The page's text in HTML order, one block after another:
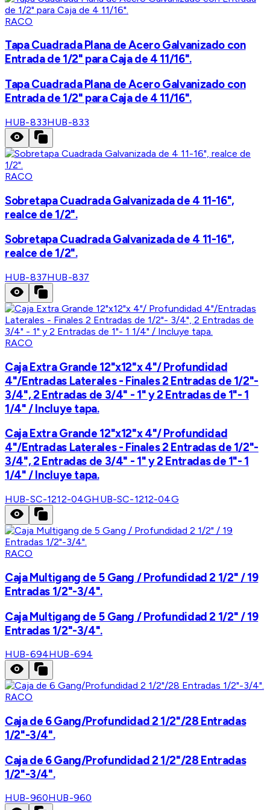
RACO
Tapa Cuadrada Plana de Acero Galvanizado con
Entrada de 1/2" para Caja de 4 11/16".
Tapa Cuadrada Plana de Acero Galvanizado con
Entrada de 1/2" para Caja de 4 11/16".
HUB-833HUB-833
RACO
Sobretapa Cuadrada Galvanizada de 4 11-16",
realce de 1/2".
Sobretapa Cuadrada Galvanizada de 4 11-16",
realce de 1/2".
HUB-837HUB-837
RACO
Caja Extra Grande 12"x12"x 4"/ Profundidad
4"/Entradas Laterales - Finales 2 Entradas de 1/2"-
3/4", 2 Entradas de 3/4" - 1" y 2 Entradas de 1"- 1
1/4" / Incluye tapa.
Caja Extra Grande 12"x12"x 4"/ Profundidad
4"/Entradas Laterales - Finales 2 Entradas de 1/2"-
3/4", 2 Entradas de 3/4" - 1" y 2 Entradas de 1"- 1
1/4" / Incluye tapa.
HUB-SC-1212-04GHUB-SC-1212-04G
RACO
Caja Multigang de 5 Gang / Profundidad 2 1/2" / 19
Entradas 1/2"-3/4".
Caja Multigang de 5 Gang / Profundidad 2 1/2" / 19
Entradas 1/2"-3/4".
HUB-694HUB-694
RACO
Caja de 6 Gang/Profundidad 2 1/2"/28 Entradas
1/2"-3/4".
Caja de 6 Gang/Profundidad 2 1/2"/28 Entradas
1/2"-3/4".
HUB-960HUB-960